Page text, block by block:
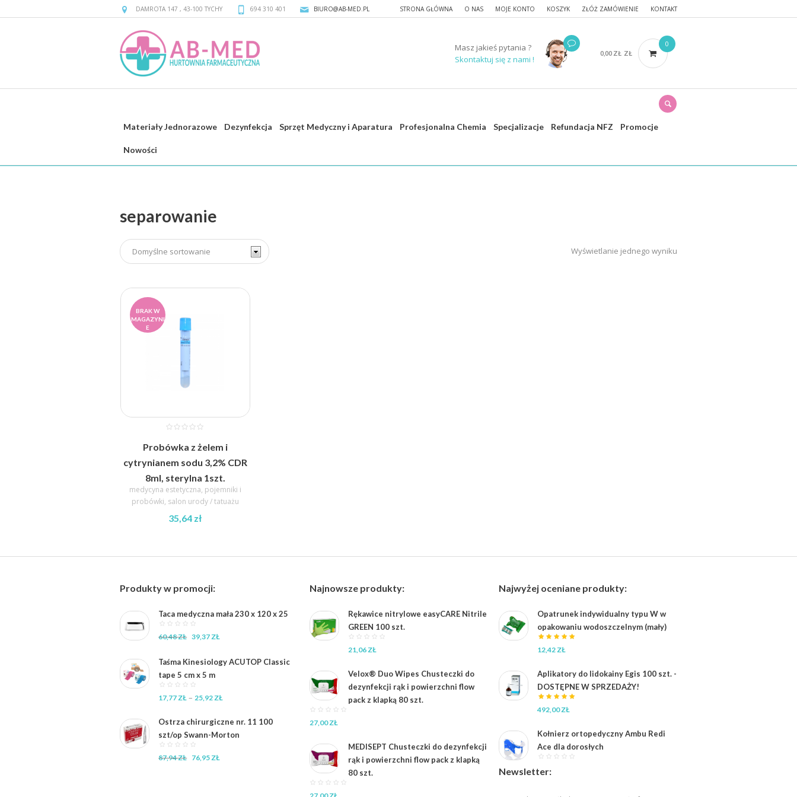
STRONA GŁÓWNA O NAS MOJE KONTO KOSZYK ZŁÓŻ ZAMÓWIENIE KONTAKT
DAMROTA 147 , 43-100 TYCHY 694 310 401 BIURO@AB-MED.PL
Masz jakieś pytania ?
Skontaktuj się z nami !
0,00 ZŁ ZŁ
0
Materiały Jednorazowe Dezynfekcja Sprzęt Medyczny i Aparatura Profesjonalna Chemia Specjalizacje Refundacja NFZ Promocje
Nowości
separowanie
separowanie
Wyświetlanie jednego wyniku
BRAK W
MAGAZYNI
E
Probówka z żelem i
cytrynianem sodu 3,2% CDR
8ml, sterylna 1szt.
medycyna estetyczna, pojemniki i
probówki, salon urody / tatuażu
35,64 zł
Produkty w promocji:
Taca medyczna mała 230 x 120 x 25
60,48ZŁ Pierwotna
wynosiła:
60,48 zł.
39,37 ZŁ
wynosi:
Taśma Kinesiology ACUTOP Classic
tape 5 cm x 5 m
17,77 ZŁ – 25,92 ZŁ
od
17,77 zł
Ostrza chirurgiczne nr. 11 100
szt/op Swann-Morton
87,94ZŁ Pierwotna
76,95 ZŁ
Najnowsze produkty:
Rękawice nitrylowe easyCARE Nitrile
GREEN 100 szt.
21,06 ZŁ
Velox® Duo Wipes Chusteczki do
dezynfekcji rąk i powierzchni flow
pack z klapką 80 szt.
27,00ZŁ
MEDISEPT Chusteczki do dezynfekcji
rąk i powierzchni flow pack z klapką
80 szt.
Najwyżej oceniane produkty:
Opatrunek indywidualny typu W w
opakowaniu wodoszczelnym (mały)
12,42 ZŁ
Aplikatory do lidokainy Egis 100 szt. -
DOSTĘPNE W SPRZEDAŻY!
492,00ZŁ
Kołnierz ortopedyczny Ambu Redi
Ace dla dorosłych
Newsletter: